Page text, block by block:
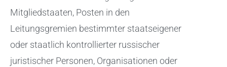
Mitgliedstaaten, Posten in den
Leitungsgremien bestimmter staatseigener
oder staatlich kontrollierter russischer
juristischer Personen, Organisationen oder